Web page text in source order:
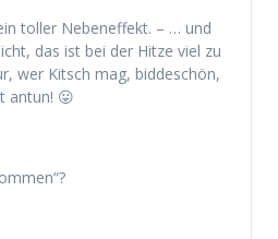
toller Nebeneffekt. – … und
das ist bei der Hitze viel zu
wer Kitsch mag, biddeschön,
antun! 😛